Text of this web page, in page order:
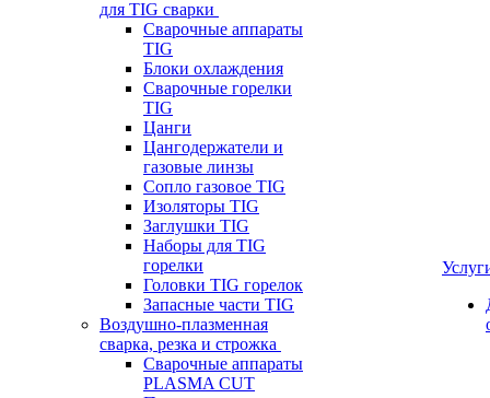
для TIG сварки
Сварочные аппараты
TIG
Блоки охлаждения
Сварочные горелки
TIG
Цанги
Цангодержатели и
газовые линзы
Сопло газовое TIG
Изоляторы TIG
Заглушки TIG
Наборы для TIG
горелки
Головки TIG горелок
Запасные части TIG
Воздушно-плазменная
сварка, резка и строжка
Сварочные аппараты
PLASMA CUT